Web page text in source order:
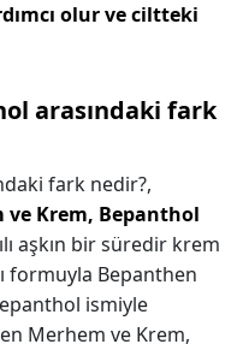
olur ve ciltteki
arasındaki fark
fark nedir?,
ve Krem, Bepanthol
aşkın bir süredir krem
formuyla Bepanthen
ismiyle
Merhem ve Krem,